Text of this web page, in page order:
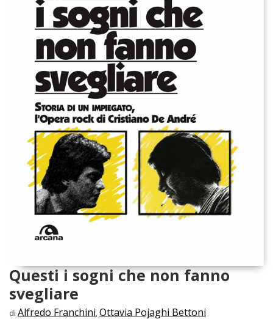
Questi i sogni che non fanno
svegliare
di Alfredo Franchini, Ottavia Pojaghi Bettoni